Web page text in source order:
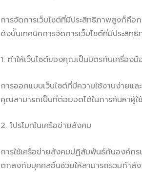
การจัดการเว็บไซต์ที่มีประสิทธิภาพสูงก็คื
ดังนั้นเทคนิคการจัดการเว็บไซต์ที่มีประสิ
1. ทำให้เว็บไซต์ของคุณเป็นมิตรกับเครื่องมื
การออกแบบเว็บไซต์ที่มีความใช้งานง่ายแ
คุณสามารถเป็นที่ต่อยอดได้ในการค้นหาผู้
2. โปรโมทในเครือข่ายสังคม
การใช้เครือข่ายสังคมปฏิสัมพันธ์กับองค์กร
ตกลงกับบุคคลอื่นช่วยให้สามารถรวมกำลั